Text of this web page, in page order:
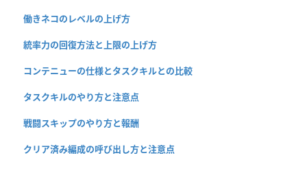
働きネコのレベルの上げ方
統率力の回復方法と上限の上げ方
コンテニューの仕様とタスクキルとの比較
タスクキルのやり方と注意点
戦闘スキップのやり方と報酬
クリア済み編成の呼び出し方と注意点